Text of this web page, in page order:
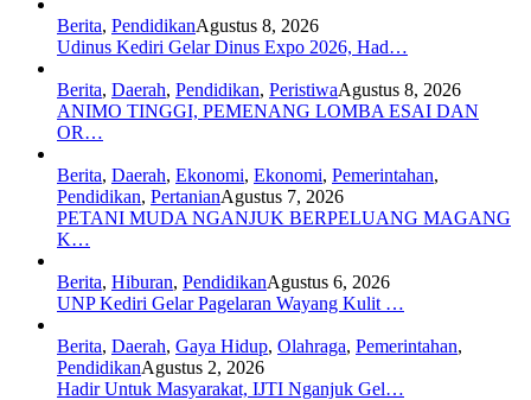
Berita, PendidikanAgustus 8, 2026
Udinus Kediri Gelar Dinus Expo 2026, Had…
Berita, Daerah, Pendidikan, PeristiwaAgustus 8, 2026
ANIMO TINGGI, PEMENANG LOMBA ESAI DAN
OR…
Berita, Daerah, Ekonomi, Ekonomi, Pemerintahan,
Pendidikan, PertanianAgustus 7, 2026
PETANI MUDA NGANJUK BERPELUANG MAGANG
K…
Berita, Hiburan, PendidikanAgustus 6, 2026
UNP Kediri Gelar Pagelaran Wayang Kulit …
Berita, Daerah, Gaya Hidup, Olahraga, Pemerintahan,
PendidikanAgustus 2, 2026
Hadir Untuk Masyarakat, IJTI Nganjuk Gel…